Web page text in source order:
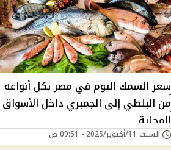
سعر السمك اليوم في مصر بكل أنواعه
من البلطي إلى الجمبري داخل الأسواق
المحلية
السبت 11/أكتوبر/2025 - 09:51 ص